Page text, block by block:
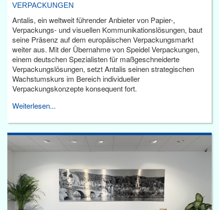
VERPACKUNGEN
Antalis, ein weltweit führender Anbieter von Papier-,
Verpackungs- und visuellen Kommunikationslösungen, baut
seine Präsenz auf dem europäischen Verpackungsmarkt
weiter aus. Mit der Übernahme von Speidel Verpackungen,
einem deutschen Spezialisten für maßgeschneiderte
Verpackungslösungen, setzt Antalis seinen strategischen
Wachstumskurs im Bereich individueller
Verpackungskonzepte konsequent fort.
Weiterlesen...